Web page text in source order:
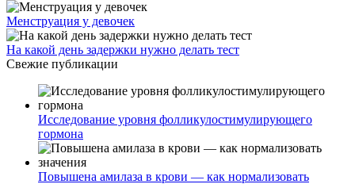
Менструация у девочек
На какой день задержки нужно делать тест
Свежие публикации
Исследование уровня фолликулостимулирующего
гормона
Повышена амилаза в крови — как нормализовать